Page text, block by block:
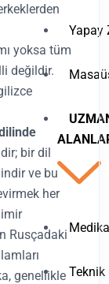
Yapay
Teknik
yoksa tüm
değildir.
bir dil
ve bu
her
Rusçadaki
genellikle